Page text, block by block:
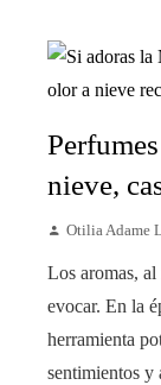
nieve,
Otilia Adame
Los aromas,
evocar. En la
herramienta
sentimientos y